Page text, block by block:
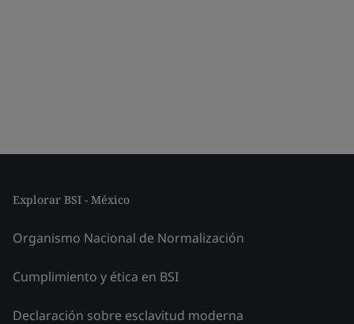
Explorar BSI - México
Organismo Nacional de Normalización
Cumplimiento y ética en BSI
Declaración sobre esclavitud moderna